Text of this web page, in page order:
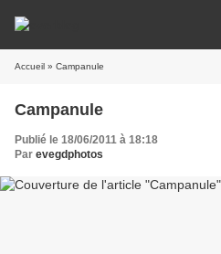
Accueil » Campanule
Campanule
Publié le 18/06/2011 à 18:18
Par evegdphotos